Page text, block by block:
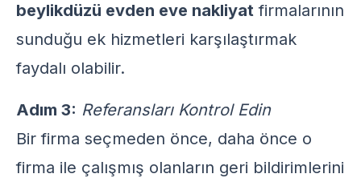
beylikdüzü evden eve nakliyat firmalarının
sunduğu ek hizmetleri karşılaştırmak
faydalı olabilir.
Adım 3: Referansları Kontrol Edin
Bir firma seçmeden önce, daha önce o
firma ile çalışmış olanların geri bildirimlerini